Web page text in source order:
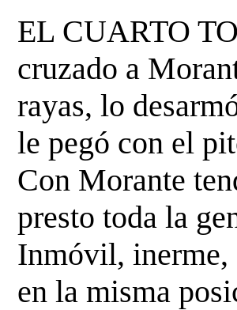
EL CUARTO
cruzado a
rayas, lo
lepegó con el
Con Morante
presto toda la
Inmóvil, inerme,
en la misma